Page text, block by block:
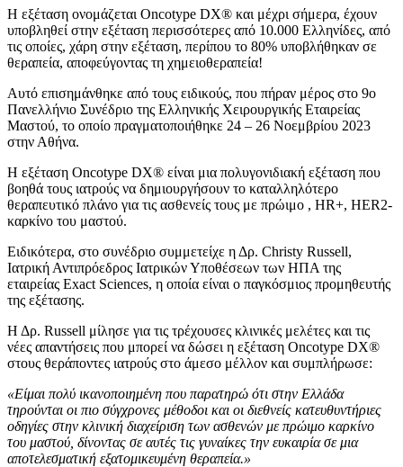
Η εξέταση ονομάζεται Oncotype DX® και μέχρι σήμερα, έχουν
υποβληθεί στην εξέταση περισσότερες από 10.000 Ελληνίδες, από
τις οποίες, χάρη στην εξέταση, περίπου το 80% υποβλήθηκαν σε
θεραπεία, αποφεύγοντας τη χημειοθεραπεία!
Αυτό επισημάνθηκε από τους ειδικούς, που πήραν μέρος στο 9ο
Πανελλήνιο Συνέδριο της Ελληνικής Χειρουργικής Εταιρείας
Μαστού, το οποίο πραγματοποιήθηκε 24 – 26 Νοεμβρίου 2023
στην Αθήνα.
Η εξέταση Oncotype DX® είναι μια πολυγονιδιακή εξέταση που
βοηθά τους ιατρούς να δημιουργήσουν το καταλληλότερο
θεραπευτικό πλάνο για τις ασθενείς τους με πρώιμο , HR+, HER2-
καρκίνο του μαστού.
Ειδικότερα, στο συνέδριο συμμετείχε η Δρ. Christy Russell,
Ιατρική Αντιπρόεδρος Ιατρικών Υποθέσεων των ΗΠΑ της
εταιρείας Exact Sciences, η οποία είναι ο παγκόσμιος προμηθευτής
της εξέτασης.
Η Δρ. Russell μίλησε για τις τρέχουσες κλινικές μελέτες και τις
νέες απαντήσεις που μπορεί να δώσει η εξέταση Oncotype DX®
στους θεράποντες ιατρούς στο άμεσο μέλλον και συμπλήρωσε:
«Είμαι πολύ ικανοποιημένη που παρατηρώ ότι στην Ελλάδα
τηρούνται οι πιο σύγχρονες μέθοδοι και οι διεθνείς κατευθυντήριες
οδηγίες στην κλινική διαχείριση των ασθενών με πρώιμο καρκίνο
του μαστού, δίνοντας σε αυτές τις γυναίκες την ευκαιρία σε μια
αποτελεσματική εξατομικευμένη θεραπεία.»